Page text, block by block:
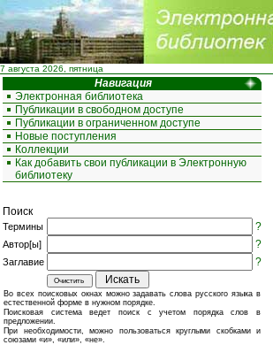
7 августа 2026, пятница
Навигация
Электронная библиотека
Публикации в свободном доступе
Публикации в ограниченном доступе
Новые поступления
Коллекции
Как добавить свои публикации в Электронную
библиотеку
Поиск
Термины ?
Автор[ы] ?
Заглавие ?
Во всех поисковых окнах можно задавать слова русского языка в
естественной форме в нужном порядке.
Поисковая система ведет поиск с учетом порядка слов в
предложении.
При необходимости, можно пользоваться круглыми скобками и
союзами «и», «или», «не».